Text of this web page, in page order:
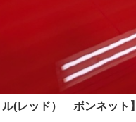
(レッド） ボンネット】